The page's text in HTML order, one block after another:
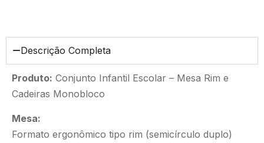
Descrição Completa
Produto: Conjunto Infantil Escolar – Mesa Rim e
Cadeiras Monobloco
Mesa:
Formato ergonômico tipo rim (semicírculo duplo)